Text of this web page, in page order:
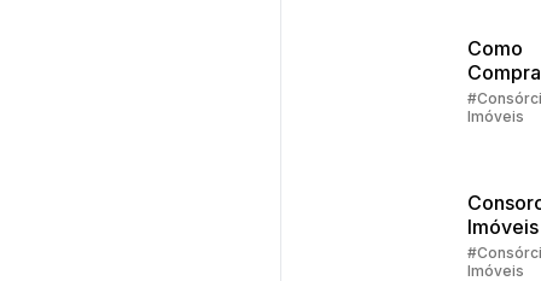
Como
Imóvel
Imóveis
Imóveis
Imóveis